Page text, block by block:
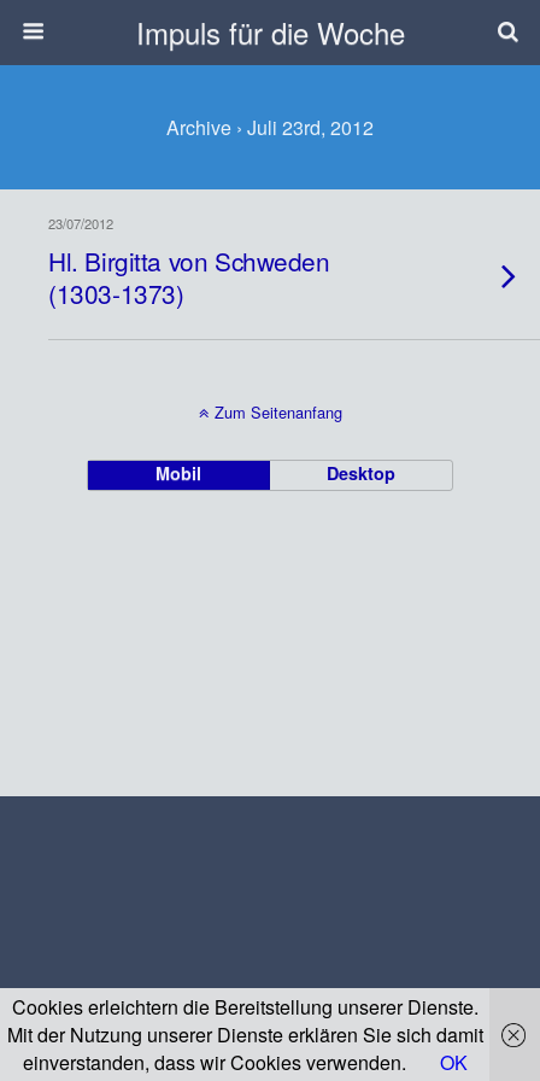
Impuls für die Woche
Archive › Juli 23rd, 2012
23/07/2012
Hl. Birgitta von Schweden
(1303-1373)
Zum Seitenanfang
Mobil Desktop
Cookies erleichtern die Bereitstellung unserer Dienste.
Mit der Nutzung unserer Dienste erklären Sie sich damit
einverstanden, dass wir Cookies verwenden.
OK